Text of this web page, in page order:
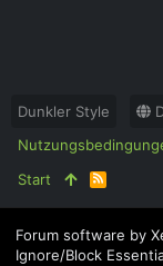
Dunkler Style
Start
R
S
S
Forum software by
Ignore/Block